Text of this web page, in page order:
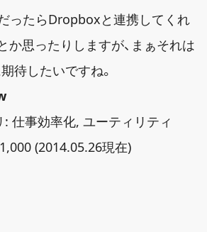
ったらDropboxと連携してくれ
か思ったりしますが、まぁそれは
待したいですね。
: 仕事効率化, ユーティリティ
(2014.05.26現在)